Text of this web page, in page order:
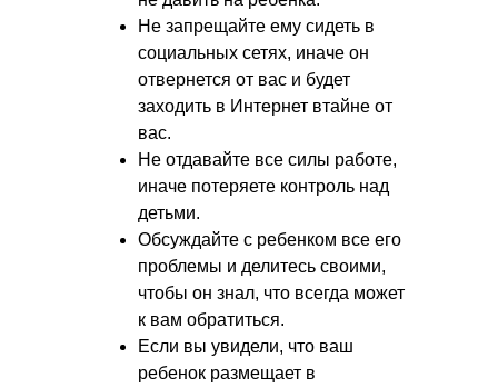
Не запрещайте ему сидеть в
социальных сетях, иначе он
отвернется от вас и будет
заходить в Интернет втайне от
вас.
Не отдавайте все силы работе,
иначе потеряете контроль над
детьми.
Обсуждайте с ребенком все его
проблемы и делитесь своими,
чтобы он знал, что всегда может
к вам обратиться.
Если вы увидели, что ваш
ребенок размещает в